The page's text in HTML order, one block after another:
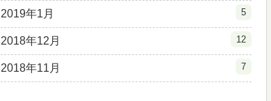
2019年1月 5
2018年12月 12
2018年11月 7